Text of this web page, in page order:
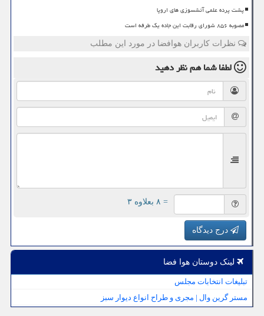
پشت پرده علمی آتشسوزی های اروپا
مصوبه ۸۵۶ شورای رقابت این جاده یک طرفه است
نظرات کاربران هوافضا در مورد این مطلب
لطفا شما همنظر دهید
= ۸ بعلاوه ۳
درج دیدگاه
لینک دوستان هوا فضا
تبلیغات انتخابات مجلس
مستر گرین وال | مجری و طراح انواع دیوار سبز